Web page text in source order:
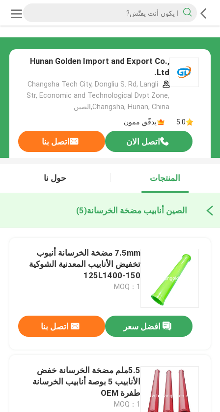
Hunan Golden Import and Export Co.,
Ltd.
Changsha Tech City, Dongliu S. Rd, Langli
Str, Economic and Technological Dvpt Zone,
Changsha, Hunan, China,الصين
5.0
يدقّق ممون
اتصل الان اتصل بنا
المنتجات حول نا
الصين أنابيب مضخة الخرسانة(5)
7.5mm مضخة الخرسانة أنبوب
تخفيض الأنابيب المعدنية الشوكية
150-125L1400
MOQ：1
افضل سعر اتصل بنا
5.5ملم مضخة الخرسانة خفض
الأنابيب 5 بوصة أنابيب الخرسانة
طفرة OEM
MOQ：1